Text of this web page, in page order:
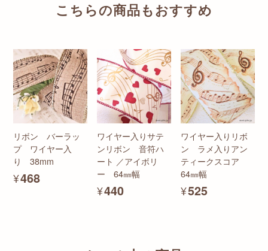
こちらの商品もおすすめ
リボン バーラッ
プ ワイヤー入
り 38mm
¥468
ワイヤー入りサテ
ンリボン 音符ハ
ート ／アイボリ
ー 64㎜幅
¥440
ワイヤー入りリボ
ン ラメ入りアン
ティークスコア
64㎜幅
¥525